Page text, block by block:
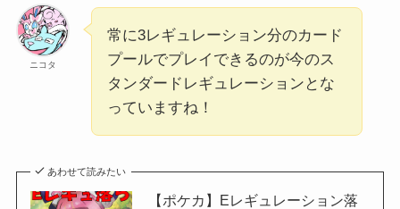
ニコタ
常に3レギュレーション分のカード
プールでプレイできるのが今のス
タンダードレギュレーションとな
っていますね！
あわせて読みたい
【ポケカ】Eレギュレーション落